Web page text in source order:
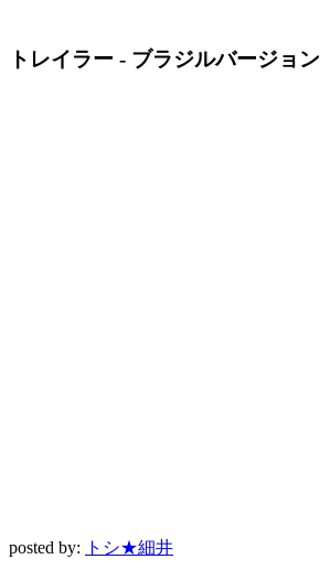
トレイラー - ブラジルバージョン
posted by: トシ★細井